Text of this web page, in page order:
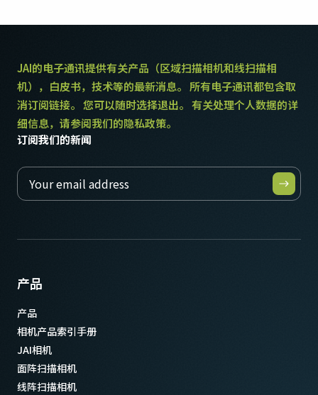
JAI的电子通讯提供有关产品（区域扫描相机和线扫描相
机），白皮书，技术等的最新消息。 所有电子通讯都包含取
消订阅链接。 您可以随时选择退出。 有关处理个人数据的详
细信息，请参阅我们的隐私政策。
订阅我们的新闻
产品
产品
相机产品索引手册
JAI相机
面阵扫描相机
线阵扫描相机